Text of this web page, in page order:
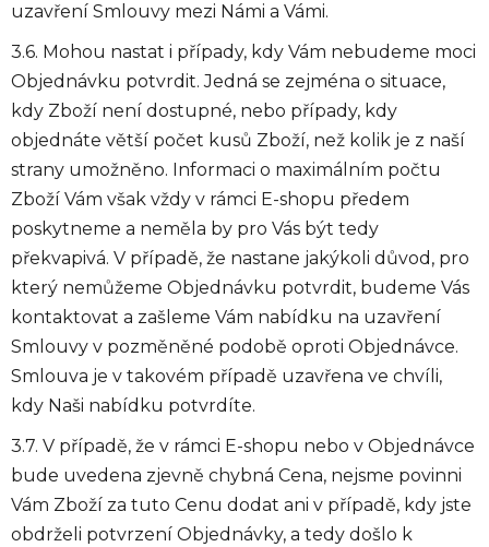
uzavření Smlouvy mezi Námi a Vámi.
3.6. Mohou nastat i případy, kdy Vám nebudeme moci
Objednávku potvrdit. Jedná se zejména o situace,
kdy Zboží není dostupné, nebo případy, kdy
objednáte větší počet kusů Zboží, než kolik je z naší
strany umožněno. Informaci o maximálním počtu
Zboží Vám však vždy v rámci E-shopu předem
poskytneme a neměla by pro Vás být tedy
překvapivá. V případě, že nastane jakýkoli důvod, pro
který nemůžeme Objednávku potvrdit, budeme Vás
kontaktovat a zašleme Vám nabídku na uzavření
Smlouvy v pozměněné podobě oproti Objednávce.
Smlouva je v takovém případě uzavřena ve chvíli,
kdy Naši nabídku potvrdíte.
3.7. V případě, že v rámci E-shopu nebo v Objednávce
bude uvedena zjevně chybná Cena, nejsme povinni
Vám Zboží za tuto Cenu dodat ani v případě, kdy jste
obdrželi potvrzení Objednávky, a tedy došlo k